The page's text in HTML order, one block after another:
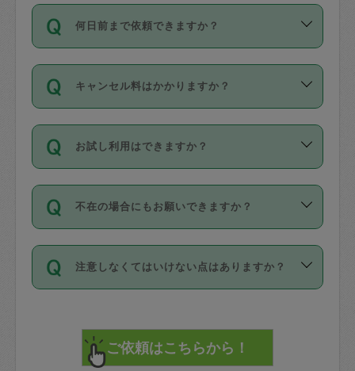
時間も被らない場合、損害保険の対象外
社員など様々なバックグラウンドの方が
登録しています。
日本語も話せる方など様々です。
ールに記載していますので、各自の得意
を依頼してください。
確認しています。タスカジさんトレーニ
ング動画を使ったセルフトレーニングの
現場トライアルを受け、合格したタスカ
ジさんが活動されています。
※テストセンターの講評は１件目のレビュ
参考
【詳細】タスカジさんの登録に際
依頼者とタスカジさんとの間でタスカジ
を通して成立した作業時間内での作業に
適用されます。作業範囲は、掃除、洗
です。作業中に物を壊したり、人にけが
をさせたりした場合が対象で、補償金額
す。
写真を撮り、
詳細FAQ：
損害賠償保険について教えて
何日前まで依頼できますか？
ご依頼は、現在を起点に3日後（72時間
以降）の日時から受付可能となっていま
す。
タスカジさんへ「募集」をかけることが
可能です。
キャンセル料はかかりますか？
キャンセル料には、以下の2種類がありま
す。
1. 直前キャンセル（定期、スポット契約
共通）
72時間を超える※と、以下のキャンセル
料が発生します。
直前キャンセル料：
72時間前〜24時間前＝依頼料金の50%
お試し利用はできますか？
「お試し利用」というメニューはありま
せんが、「一回のみ」依頼を活用するこ
とによって、気に入ったタスカジさんを
まず、条件の合う気になるタスカジさ
みてください。
その後、一番気に入ったタスカジさんに
不在の場合にもお願いできますか？
不在の場合の作業はタスカジさんの同意
が必要です。数回の依頼ののち、タスカ
ジさんと依頼者の間で十分な信頼関係が
てください。
不在時に部屋に入るためにタスカジさん
注意しなくてはいけない点はありますか？
で、必ず鍵のかかるロッカーや金庫に入
れて依頼者の責任の元管理するよう心掛